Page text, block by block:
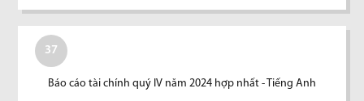
37
Báo cáo tài chính quý IV năm 2024 hợp nhất - Tiếng Anh